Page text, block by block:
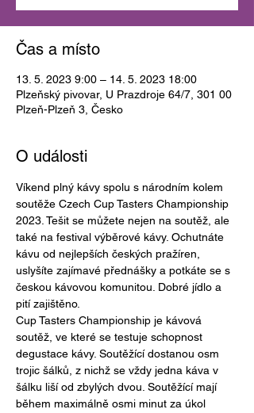
Čas a místo
13. 5. 2023 9:00 – 14. 5. 2023 18:00
Plzeňský pivovar, U Prazdroje 64/7, 301 00
Plzeň-Plzeň 3, Česko
O události
Víkend plný kávy spolu s národním kolem
soutěže Czech Cup Tasters Championship
2023. Tešit se můžete nejen na soutěž, ale
také na festival výběrové kávy. Ochutnáte
kávu od nejlepších českých pražíren,
uslyšíte zajímavé přednášky a potkáte se s
českou kávovou komunitou. Dobré jídlo a
pití zajištěno.
Cup Tasters Championship je kávová
soutěž, ve které se testuje schopnost
degustace kávy. Soutěžící dostanou osm
trojic šálků, z nichž se vždy jedna káva v
šálku liší od zbylých dvou. Soutěžící mají
během maximálně osmi minut za úkol